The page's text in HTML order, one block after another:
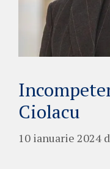
Ciolacu
10 ianuarie 2024